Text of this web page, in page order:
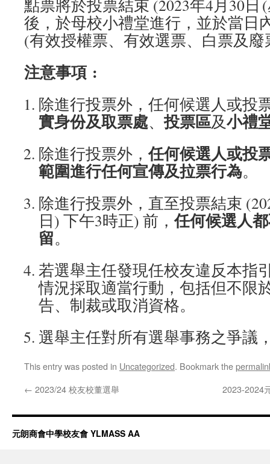
點票將於投票結束 (2023年4月30日
後，於母校小禮堂進行，並於當日
(有效授權票、有效選票、白票及
注意事項 :
除進行投票外，任何候選人或投
實身份及取票處、投票區及小禮
除進行投票外，任何候選人或投
範圍進行任何宣傳及拉票行為。
除進行投票外，直至投票結束
日) 下午3時正) 前，任何候選人
留。
若選舉主任發現任校友違反本指
情況採取適當行動，包括但不限
告、制裁或取消資格。
選舉主任對所有選舉事務之爭議
This entry was posted in Uncategorized. Bookmark the
← 2023/24 校友校董選舉 2023-2024
元朗商會中學校友會 YLMASS AA